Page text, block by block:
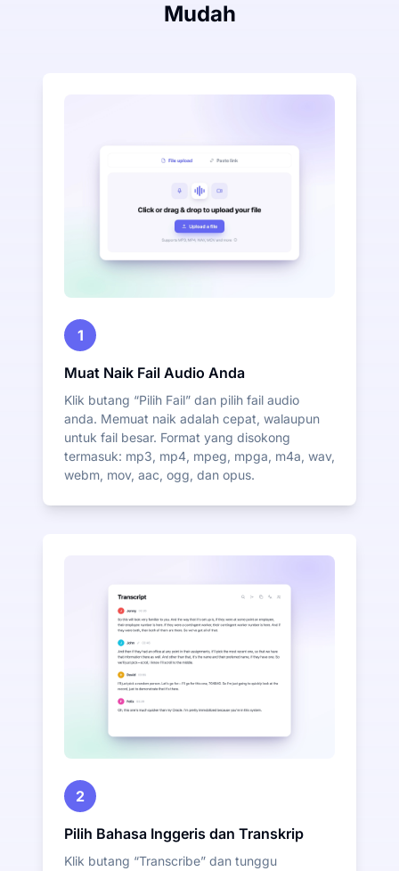
Mudah
1
Muat Naik Fail Audio Anda
Klik butang “Pilih Fail” dan pilih fail audio
anda. Memuat naik adalah cepat, walaupun
untuk fail besar. Format yang disokong
termasuk: mp3, mp4, mpeg, mpga, m4a, wav,
webm, mov, aac, ogg, dan opus.
2
Pilih Bahasa Inggeris dan Transkrip
Klik butang “Transcribe” dan tunggu